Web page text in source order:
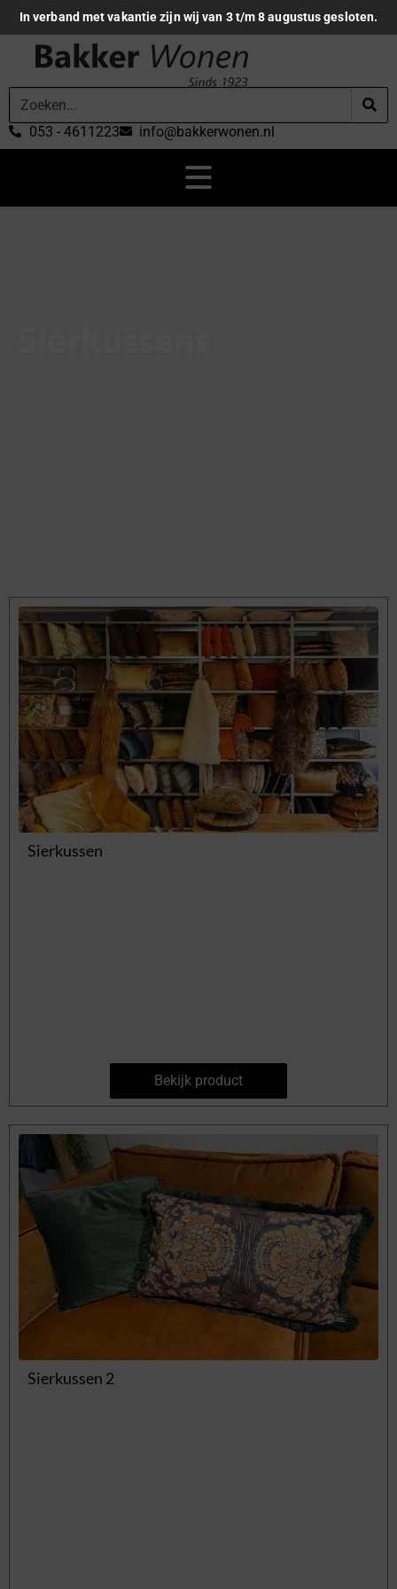
In verband met vakantie zijn wij van 3 t/m 8 augustus gesloten.
053 - 4611223 info@bakkerwonen.nl
Sierkussen
Bekijk product
Sierkussen 2